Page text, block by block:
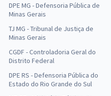
DPE MG - Defensoria Pública de
Minas Gerais
TJ MG - Tribunal de Justiça de
Minas Gerais
CGDF - Controladoria Geral do
Distrito Federal
DPE RS - Defensoria Pública do
Estado do Rio Grande do Sul